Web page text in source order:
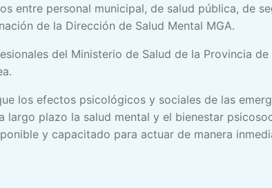
entre personal municipal, de salud pública, de
de la Dirección de Salud Mental MGA.
del Ministerio de Salud de la Provincia
los efectos psicológicos y sociales de las
largo plazo la salud mental y el bienestar
y capacitado para actuar de manera